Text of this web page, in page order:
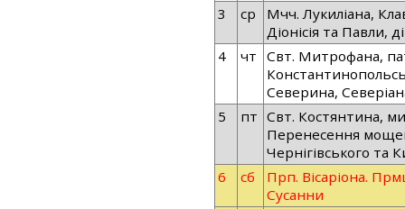
3
ср
Мчч. Лукиліана,
Діонісія та Павли,
4
чт
Свт. Митрофана,
Северина,
5
пт Свт. Костянтина,
Перенесення
Чернігівського та
6
сб
Прп. Вісаріона.
Сусанни